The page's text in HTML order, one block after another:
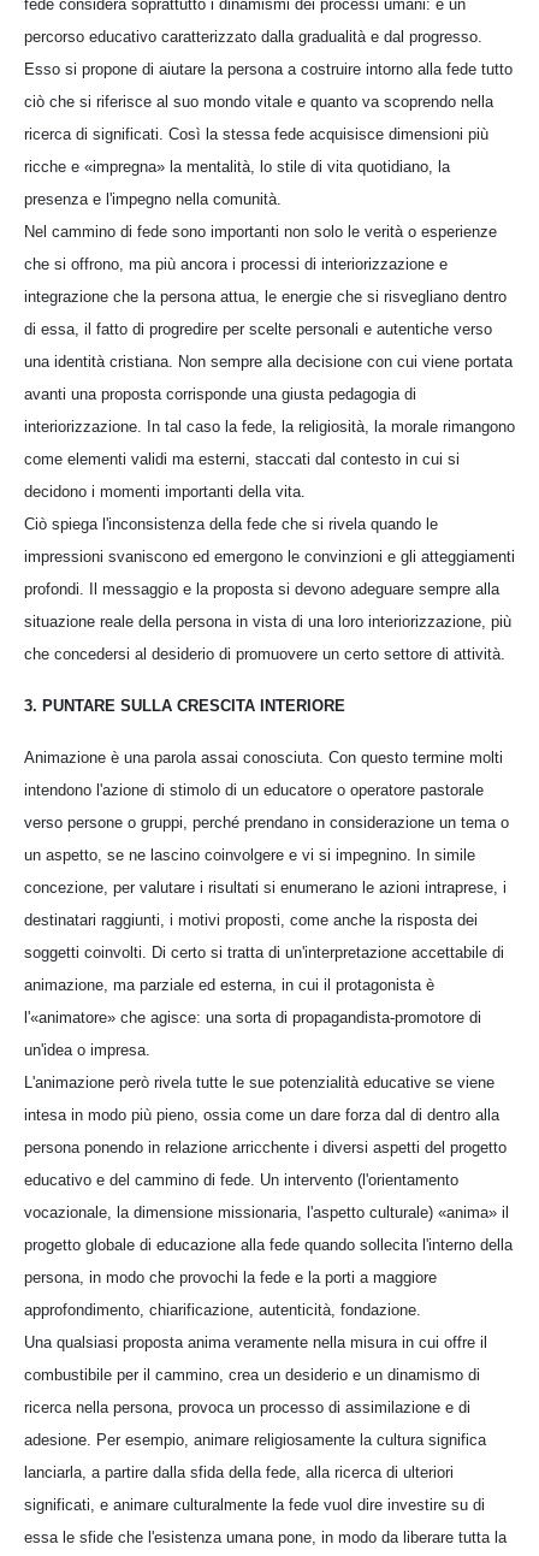
fede considera soprattutto i dinamismi dei processi umani: è un
percorso educativo caratterizzato dalla gradualità e dal progresso.
Esso si propone di aiutare la persona a costruire intorno alla fede tutto
ciò che si riferisce al suo mondo vitale e quanto va scoprendo nella
ricerca di significati. Così la stessa fede acquisisce dimensioni più
ricche e «impregna» la mentalità, lo stile di vita quotidiano, la
presenza e l'impegno nella comunità.
Nel cammino di fede sono importanti non solo le verità o esperienze
che si offrono, ma più ancora i processi di interiorizzazione e
integrazione che la persona attua, le energie che si risvegliano dentro
di essa, il fatto di progredire per scelte personali e autentiche verso
una identità cristiana. Non sempre alla decisione con cui viene portata
avanti una proposta corrisponde una giusta pedagogia di
interiorizzazione. In tal caso la fede, la religiosità, la morale rimangono
come elementi validi ma esterni, staccati dal contesto in cui si
decidono i momenti importanti della vita.
Ciò spiega l'inconsistenza della fede che si rivela quando le
impressioni svaniscono ed emergono le convinzioni e gli atteggiamenti
profondi. Il messaggio e la proposta si devono adeguare sempre alla
situazione reale della persona in vista di una loro interiorizzazione, più
che concedersi al desiderio di promuovere un certo settore di attività.
3. PUNTARE SULLA CRESCITA INTERIORE
Animazione è una parola assai conosciuta. Con questo termine molti
intendono l'azione di stimolo di un educatore o operatore pastorale
verso persone o gruppi, perché prendano in considerazione un tema o
un aspetto, se ne lascino coinvolgere e vi si impegnino. In simile
concezione, per valutare i risultati si enumerano le azioni intraprese, i
destinatari raggiunti, i motivi proposti, come anche la risposta dei
soggetti coinvolti. Di certo si tratta di un'interpretazione accettabile di
animazione, ma parziale ed esterna, in cui il protagonista è
l'«animatore» che agisce: una sorta di propagandista-promotore di
un'idea o impresa.
L'animazione però rivela tutte le sue potenzialità educative se viene
intesa in modo più pieno, ossia come un dare forza dal di dentro alla
persona ponendo in relazione arricchente i diversi aspetti del progetto
educativo e del cammino di fede. Un intervento (l'orientamento
vocazionale, la dimensione missionaria, l'aspetto culturale) «anima» il
progetto globale di educazione alla fede quando sollecita l'interno della
persona, in modo che provochi la fede e la porti a maggiore
approfondimento, chiarificazione, autenticità, fondazione.
Una qualsiasi proposta anima veramente nella misura in cui offre il
combustibile per il cammino, crea un desiderio e un dinamismo di
ricerca nella persona, provoca un processo di assimilazione e di
adesione. Per esempio, animare religiosamente la cultura significa
lanciarla, a partire dalla sfida della fede, alla ricerca di ulteriori
significati, e animare culturalmente la fede vuol dire investire su di
essa le sfide che l'esistenza umana pone, in modo da liberare tutta la